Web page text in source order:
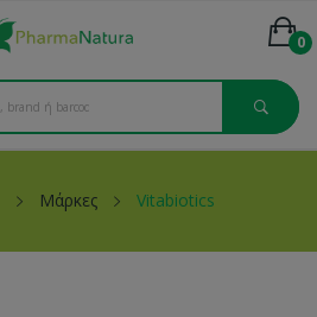
0
Μάρκες Vitabiotics